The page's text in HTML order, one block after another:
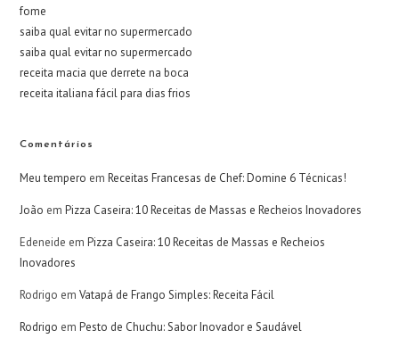
fome
saiba qual evitar no supermercado
saiba qual evitar no supermercado
receita macia que derrete na boca
receita italiana fácil para dias frios
Comentários
Meu tempero emReceitas Francesas de Chef: Domine 6 Técnicas!
João emPizza Caseira: 10 Receitas de Massas e Recheios Inovadores
Edeneide emPizza Caseira: 10 Receitas de Massas e Recheios
Inovadores
Rodrigo emVatapá de Frango Simples: Receita Fácil
Rodrigo emPesto de Chuchu: Sabor Inovador e Saudável